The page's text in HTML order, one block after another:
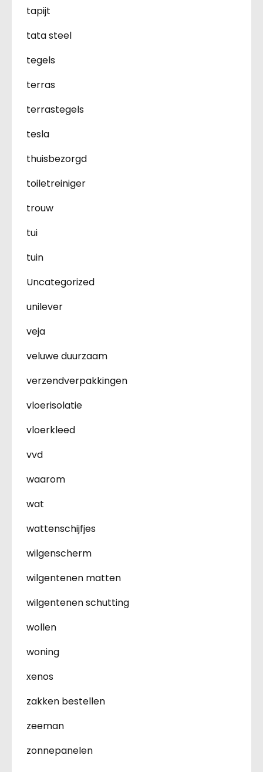
tapijt
tata steel
tegels
terras
terrastegels
tesla
thuisbezorgd
toiletreiniger
trouw
tui
tuin
Uncategorized
unilever
veja
veluwe duurzaam
verzendverpakkingen
vloerisolatie
vloerkleed
vvd
waarom
wat
wattenschijfjes
wilgenscherm
wilgentenen matten
wilgentenen schutting
wollen
woning
xenos
zakken bestellen
zeeman
zonnepanelen